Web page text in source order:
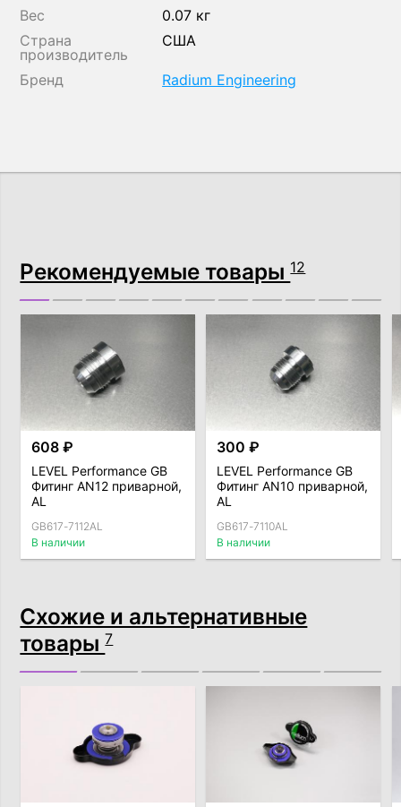
Вес
0.07 кг
Страна
производитель
США
Бренд Radium Engineering
Рекомендуемые товары12
608 ₽
LEVEL Performance GB
Фитинг AN12 приварной,
AL
GB617-7112AL
В наличии
300 ₽
LEVEL Performance GB
Фитинг AN10 приварной,
AL
GB617-7110AL
В наличии
Схожие и альтернативные
товары7